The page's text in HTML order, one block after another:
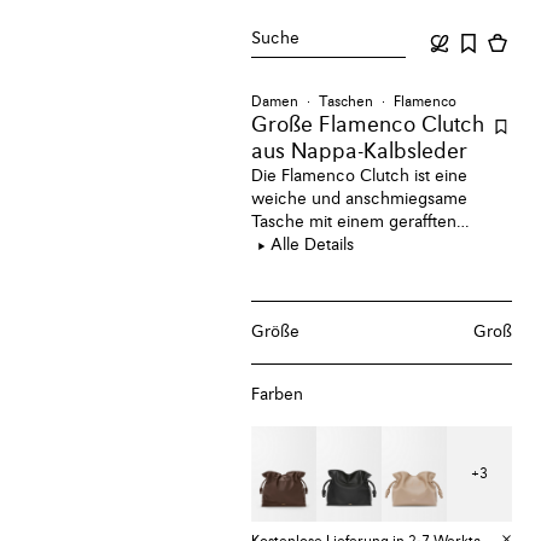
Suche
Damen Taschen Flamenco
Große Flamenco Clutch
aus Nappa-Kalbsleder
Die Flamenco Clutch ist eine
weiche und anschmiegsame
Tasche mit einem gerafften
Verschluss und historischen
Alle Details
Größe Groß
Farben
+3